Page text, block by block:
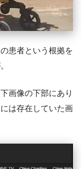
患者という根拠を
画像の下部にあり
は存在していた画